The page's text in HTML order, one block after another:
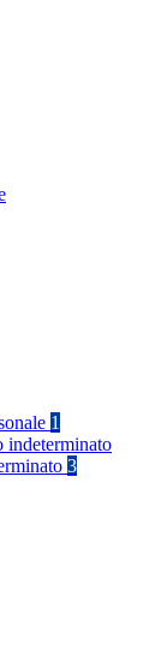
1
indeterminato
3